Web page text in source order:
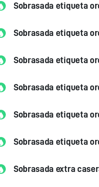
Sobrasada etiqueta
Sobrasada etiqueta
Sobrasada etiqueta
Sobrasada etiqueta
Sobrasada etiqueta
Sobrasada etiqueta
Sobrasada extra